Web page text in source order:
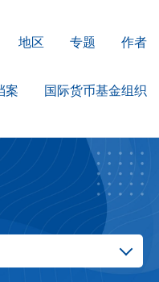
地区 专题 作者
案 国际货币基金组织